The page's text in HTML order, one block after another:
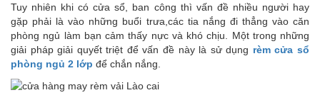
Tuy nhiên khi có cửa sổ, ban công thì vấn đề nhiều người hay
gặp phải là vào những buổi trưa,các tia nắng đi thẳng vào căn
phòng ngủ làm bạn cảm thấy nực và khó chịu. Một trong những
giải pháp giải quyết triệt để vấn đề này là sử dụng rèm cửa sổ
phòng ngủ 2 lớp để chắn nắng.